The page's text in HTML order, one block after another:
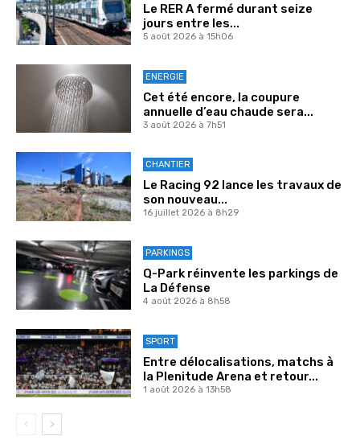
Le RER A fermé durant seize
jours entre les...
5 août 2026 à 15h06
ENERGIE
Cet été encore, la coupure
annuelle d’eau chaude sera...
3 août 2026 à 7h51
CHANTIER
Le Racing 92 lance les travaux de
son nouveau...
16 juillet 2026 à 8h29
PARKINGS
Q-Park réinvente les parkings de
La Défense
4 août 2026 à 8h58
SPORT
Entre délocalisations, matchs à
la Plenitude Arena et retour...
1 août 2026 à 13h58